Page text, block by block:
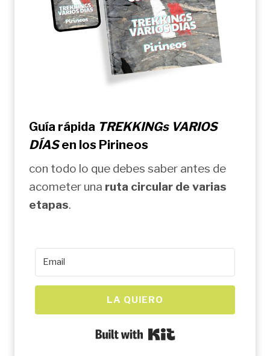
Guía rápida TREKKINGs VARIOS
DÍASen los Pirineos
con todo lo que debes saber antes de
acometer una ruta circular de varias
etapas.
LA QUIERO